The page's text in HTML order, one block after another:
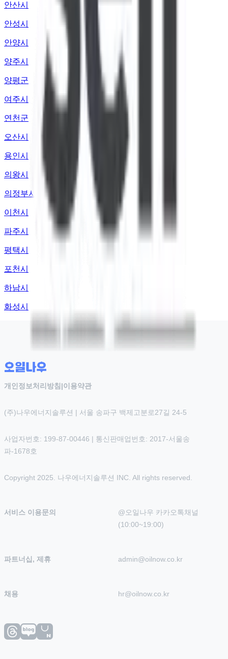
안산시
안성시
안양시
양주시
양평군
여주시
연천군
오산시
용인시
의왕시
의정부시
이천시
파주시
평택시
포천시
하남시
화성시
개인정보처리방침 |이용약관
(주)나우에너지솔루션 | 서울 송파구 백제고분로27길 24-5
사업자번호: 199-87-00446 | 통신판매업번호: 2017-서울송
파-1678호
Copyright 2025. 나우에너지솔루션 INC. All rights reserved.
서비스 이용문의
@오일나우 카카오톡채널
(10:00~19:00)
파트너십, 제휴 admin@oilnow.co.kr
채용 hr@oilnow.co.kr